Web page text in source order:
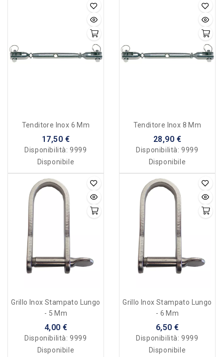
Tenditore Inox 6 Mm
17,50 €
Disponibilità:9999
Disponibile
Tenditore Inox 8 Mm
28,90 €
Disponibilità:9999
Disponibile
Grillo Inox Stampato Lungo
- 5 Mm
4,00 €
Disponibilità:9999
Disponibile
Grillo Inox Stampato Lungo
- 6 Mm
6,50 €
Disponibilità:9999
Disponibile